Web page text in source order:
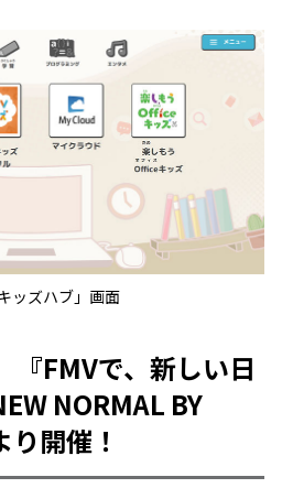
キッズハブ」画面
『FMVで、新しい日
NORMAL BY
開催！